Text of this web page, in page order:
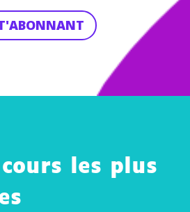
les plus